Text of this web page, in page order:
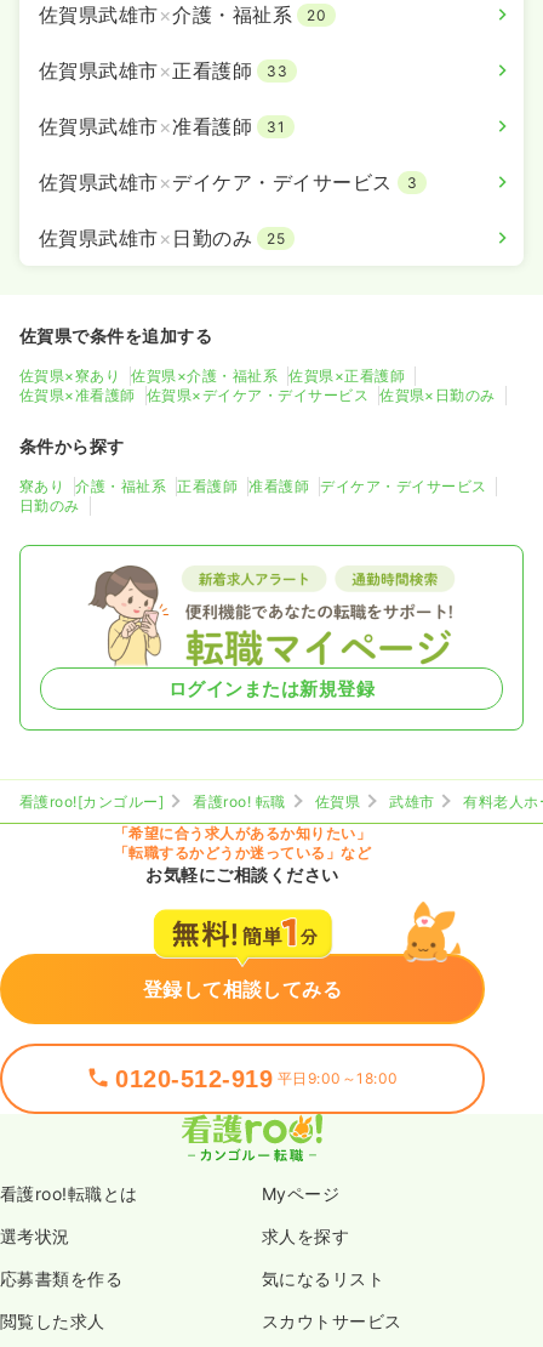
佐賀県武雄市×介護・福祉系 20
佐賀県武雄市×正看護師 33
佐賀県武雄市×准看護師 31
佐賀県武雄市×デイケア・デイサービス 3
佐賀県武雄市× 日勤のみ 25
佐賀県で条件を追加する
佐賀県×寮あり 佐賀県×介護・福祉系
佐賀県×正看護師
佐賀県×准看護師
佐賀県×デイケア・デイサービス 佐賀県×日勤のみ
条件から探す
寮あり 介護・福祉系 正看護師 准看護師
デイケア・デイサービス
日勤のみ
ログインまたは新規登録
看護roo![カンゴルー] 看護roo! 転職 佐賀県 武雄市
有料老人
「希望に合う求人があるか知りたい」
「転職するかどうか迷っている」など
お気軽にご相談ください
登録して相談してみる
0120-512-919 平日9:00～18:00
看護roo!転職とは Myページ
選考状況 求人を探す
応募書類を作る 気になるリスト
閲覧した求人 スカウトサービス